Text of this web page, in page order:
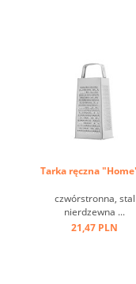
Tarka ręczna
czwórstronna, stal
nierdzewna ...
21,47 PLN